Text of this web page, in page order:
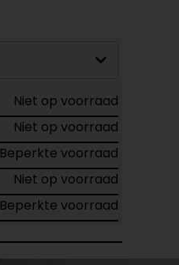
Niet op voorraad
Niet op voorraad
Beperkte voorraad
Niet op voorraad
Beperkte voorraad